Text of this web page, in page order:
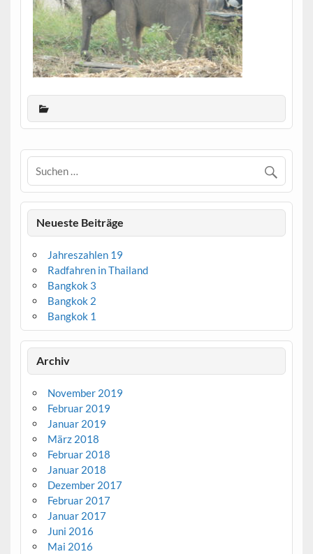
Neueste Beiträge
Jahreszahlen 19
Radfahren in Thailand
Bangkok 3
Bangkok 2
Bangkok 1
Archiv
November 2019
Februar 2019
Januar 2019
März 2018
Februar 2018
Januar 2018
Dezember 2017
Februar 2017
Januar 2017
Juni 2016
Mai 2016